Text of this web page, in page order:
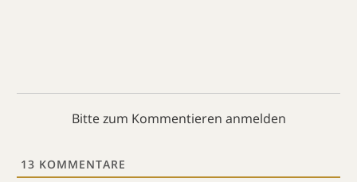
Bitte zum Kommentieren anmelden
13 KOMMENTARE